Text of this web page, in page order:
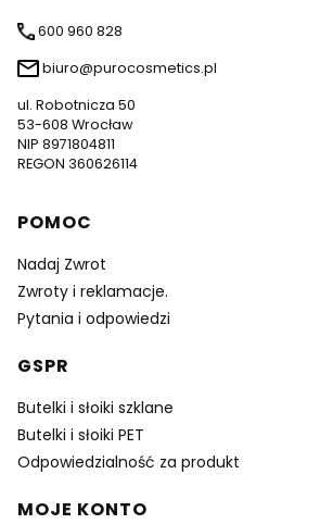
600 960 828
biuro@purocosmetics.pl
ul. Robotnicza 50
53-608 Wrocław
NIP 8971804811
REGON 360626114
Linki w stopce
POMOC
Nadaj Zwrot
Zwroty i reklamacje.
Pytania i odpowiedzi
GSPR
Butelki i słoiki szklane
Butelki i słoiki PET
Odpowiedzialność za produkt
MOJE KONTO